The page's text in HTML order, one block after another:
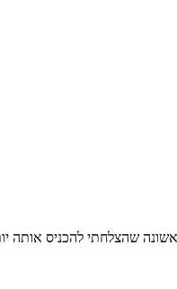
שהצלחתי להכניס אותה